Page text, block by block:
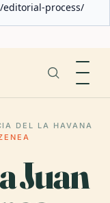
process/
DEL LA HAVANA
Juan